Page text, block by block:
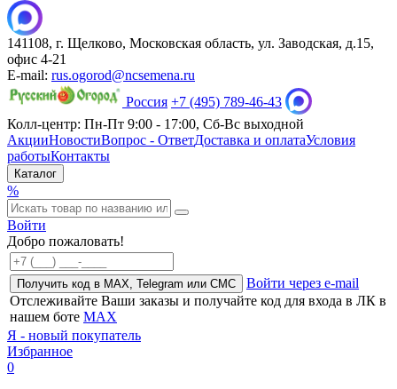
141108, г. Щелково, Московская область, ул. Заводская, д.15,
офис 4-21
E-mail: rus.ogorod@ncsemena.ru
Россия +7 (495) 789-46-43
Колл-центр: Пн-Пт 9:00 - 17:00, Сб-Вс выходной
АкцииНовостиВопрос - ОтветДоставка и оплатаУсловия
работыКонтакты
Каталог
%
Войти
Добро пожаловать!
Получить код в MAX, Telegram или СМС
Войти через e-mail
Отслеживайте Ваши заказы и получайте код для входа в ЛК в
нашем боте MAX
Я - новый покупатель
Избранное
0